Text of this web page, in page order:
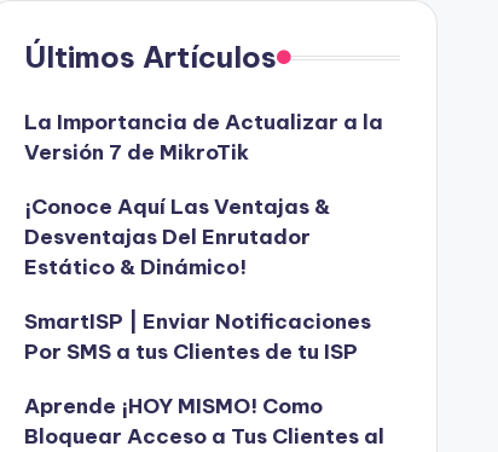
Últimos Artículos
La Importancia de Actualizar a la
Versión 7 de MikroTik
¡Conoce Aquí Las Ventajas &
Desventajas Del Enrutador
Estático & Dinámico!
SmartISP | Enviar Notificaciones
Por SMS a tus Clientes de tu ISP
Aprende ¡HOY MISMO! Como
Bloquear Acceso a Tus Clientes al